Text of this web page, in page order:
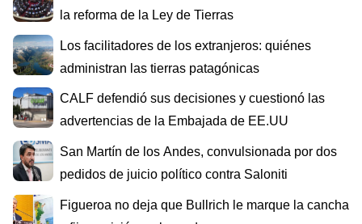
la reforma de la Ley de Tierras
Los facilitadores de los extranjeros: quiénes
administran las tierras patagónicas
CALF defendió sus decisiones y cuestionó las
advertencias de la Embajada de EE.UU
San Martín de los Andes, convulsionada por dos
pedidos de juicio político contra Saloniti
Figueroa no deja que Bullrich le marque la cancha